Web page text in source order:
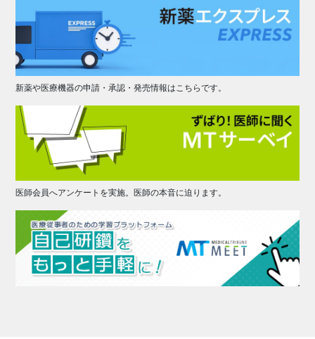
新薬や医療機器の申請・承認・発売情報はこちらです。
医師会員へアンケートを実施。医師の本音に迫ります。